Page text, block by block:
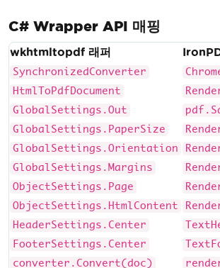
C# Wrapper API 매핑
wkhtmltopdf 래퍼
SynchronizedConverter
HtmlToPdfDocument
GlobalSettings.Out
GlobalSettings.PaperSize
GlobalSettings.Orientation
GlobalSettings.Margins
ObjectSettings.Page
ObjectSettings.HtmlContent
HeaderSettings.Center
FooterSettings.Center
converter.Convert(doc)